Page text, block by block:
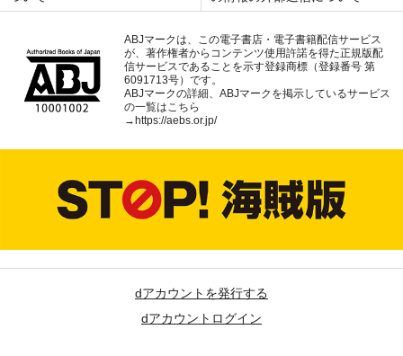
ABJマークは、この電子書店・電子書籍配信サービス
が、著作権者からコンテンツ使用許諾を得た正規版配
信サービスであることを示す登録商標（登録番号 第
6091713号）です。
ABJマークの詳細、ABJマークを掲示しているサービス
の一覧はこちら
→ https://aebs.or.jp/
dアカウントを発行する
dアカウントログイン